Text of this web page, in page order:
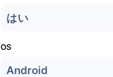
はい
OS
Android